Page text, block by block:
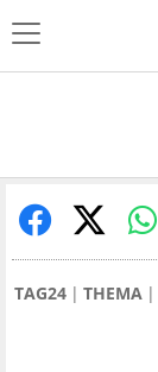
TAG24 THEMA